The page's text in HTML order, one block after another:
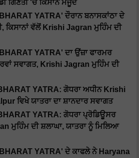
ਗਿਣਤੀ 'ਚ ਕਿਸਾਨ ਮੌਜੂਦ
YATRA' ਦੌਰਾਨ ਬਨਾਸਕਾਂਠਾ ਦੇ
ਕਿਸਾਨਾਂ ਵੱਲੋਂ Krishi Jagran ਮੁਹਿੰਮ ਦੀ
YATRA' ਦਾ ਉਂਜ਼ਾ ਫਾਰਮਰ
ਸਵਾਗਤ, Krishi Jagran ਮੁਹਿੰਮ ਦੀ
YATRA: ਗੋਧਰਾ ਅਧੀਨ Krishi
ਵਿਖੇ ਯਾਤਰਾ ਦਾ ਸ਼ਾਨਦਾਰ ਸਵਾਗਤ
YATRA: ਗੋਧਰਾ ਪ੍ਰੋਡਿਊਸਰ
ਮੁਹਿੰਮ ਦੀ ਸ਼ਲਾਘਾ, ਯਾਤਰਾ ਨੂੰ ਮਿਲਿਆ
YATRA' ਦੇ ਕਾਫਲੇ ਨੇ Haryana